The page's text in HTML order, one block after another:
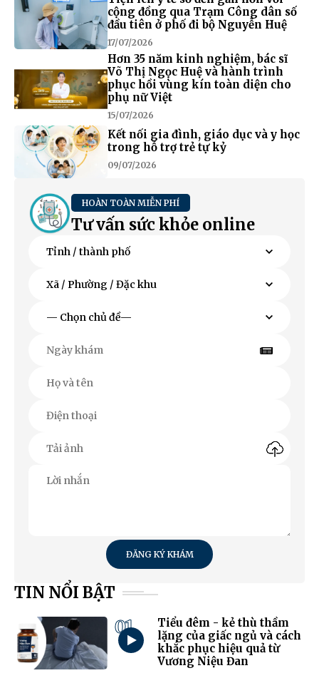
cộng đồng qua Trạm Công dân số
đầu tiên ở phố đi bộ Nguyễn Huệ
17/07/2026
Hơn 35 năm kinh nghiệm, bác sĩ
Võ Thị Ngọc Huệ và hành trình
phục hồi vùng kín toàn diện cho
phụ nữ Việt
15/07/2026
Kết nối gia đình, giáo dục và y học
trong hỗ trợ trẻ tự kỷ
09/07/2026
HOÀN TOÀN MIỄN PHÍ
Tư vấn sức khỏe online
ĐĂNG KÝ KHÁM
TIN NỔI BẬT
01
Tiểu đêm - kẻ thù thầm
lặng của giấc ngủ và cách
khắc phục hiệu quả từ
Vương Niệu Đan